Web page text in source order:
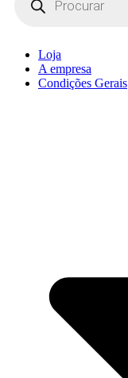
Loja
A empresa
Condições Gerais